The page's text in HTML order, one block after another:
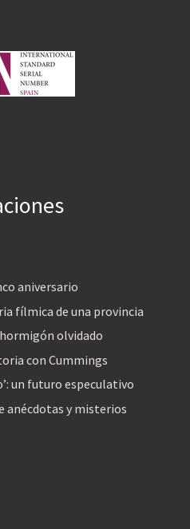
aniversario
fílmica de una provincia
olvidado
con Cummings
un futuro especulativo
anécdotas y misterios